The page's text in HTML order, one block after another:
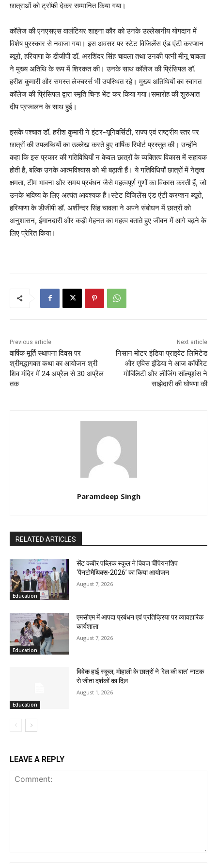
छात्राओं को ट्रॉफी देकर सम्मानित किया गया।
कॉलेज की एनएसएस वालंटियर शाइना कौर को उनके उल्लेखनीय योगदान में
विशेष पुरस्कार से नवाजा गया। इस अवसर पर स्टेट विजिलेंस एंड एंटी करप्शन
ब्यूरो, हरियाणा के डीजीपी डॉ. अरशिंदर सिंह चावला तथा उनकी पत्नी मीनू चावला
ने मुख्य अतिथि के रूप में शिरकत की। उनके साथ कॉलेज की प्रिंसिपल डॉ.
हरीश कुमारी और समस्त लेक्चरर्स भी उपस्थित रहे। मुख्य अतिथियों का स्वागत
कॉलेज की प्रिंसिपल द्वारा स्मृति चिन्ह भेंट कर किया गया।समारोह की शुरुआत
दीप प्रज्वलन के साथ हुई।
इसके पश्चात डॉ. हरीश कुमारी ने इंटर-यूनिवर्सिटी, राज्य एवं राष्ट्रीय स्तर पर
छात्रों की उपलब्धियों का उल्लेख करते हुए वार्षिक रिपोर्ट प्रस्तुत की। उन्होंने
कहा कि इस प्रकार की गतिविधियाँ न केवल छात्रों के व्यक्तित्व विकास में सहायक
होती हैं, बल्कि उनके आत्मविश्वास को भी बढ़ाती हैं। ये गतिविधियाँ छात्रों में नेतृत्व
क्षमता, टीम भावना और समय प्रबंधन जैसे महत्वपूर्ण गुणों का विकास करती हैं, जो
उनके भविष्य के लिए अत्यंत आवश्यक हैं।स्टेट विजिलेंस एंड एंटी करप्शन ब्यूरो,
हरियाणा के डीजीपी डॉ. अर्शीन्दर सिंह चावला ने अपने संबोधन में छात्रों को
अनुशासन, ईमानदारी और कड़ी मेहनत का महत्व बताते हुए जीवन में आगे बढ़ने के
लिए प्रेरित किया।
Previous article
वार्षिक मूर्ति स्थापना दिवस पर
श्रीमद्भागवत कथा का आयोजन श्री
शिव मंदिर में 24 अप्रैल से 30 अप्रैल
तक
Next article
निसान मोटर इंडिया प्राइवेट लिमिटेड
और एविस इंडिया ने आज कॉर्पोरेट
मोबिलिटी और लीजिंग सॉल्यूशंस ने
साझेदारी की घोषणा की
Paramdeep Singh
RELATED ARTICLES
Education
सेंट कबीर पब्लिक स्कूल ने क्विज चैंपियनशिप
‘पैनटोमैथिक्स-2026’ का किया आयोजन
August 7, 2026
Education
एमसीएम में आपदा प्रबंधन एवं प्रतिक्रिया पर व्यावहारिक
कार्यशाला
August 7, 2026
Education
विवेक हाई स्कूल, मोहाली के छात्रों ने ‘रेल की बात’ नाटक
से जीता दर्शकों का दिल
August 1, 2026
LEAVE A REPLY